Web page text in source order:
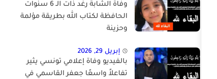
وفاة الشابة رغد ذات الـ 6 سنوات
الحافظة لكتاب الله بطريقة مؤلمة
وحزينة
إبريل 29, 2026
بالفيديو وفاة إعلامي تونسي يثير
تفاعلاً واسعًا جعفر القاسمي في